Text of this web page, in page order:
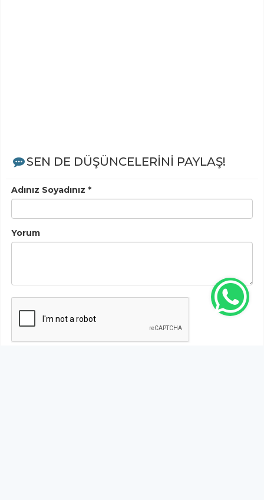
SEN DE DÜŞÜNCELERİNİ PAYLAŞ!
Adınız Soyadınız *
Yorum